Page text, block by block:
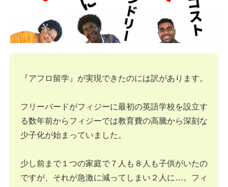
『アフロ留学』が実現できたのには訳があります。
フリーバードがフィジーに最初の英語学校を設立す
る数年前からフィジーでは教育費の高騰から深刻な
少子化が始まっていました。
少し前まで１つの家庭で７人も８人も子供がいたの
ですが、それが急激に減ってしまい２人に…。フィ